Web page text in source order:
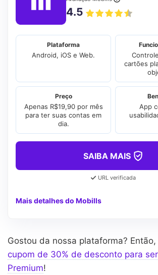
4.5
Plataforma
Android, iOS e Web.
cartões
Preço
Apenas R$19,90 por mês
para ter suas contas em
dia.
App
SAIBA MAIS
URL verificada
Mais detalhes do Mobills
Gostou da nossa plataforma?
cupom de 30% de desconto para
Premium!